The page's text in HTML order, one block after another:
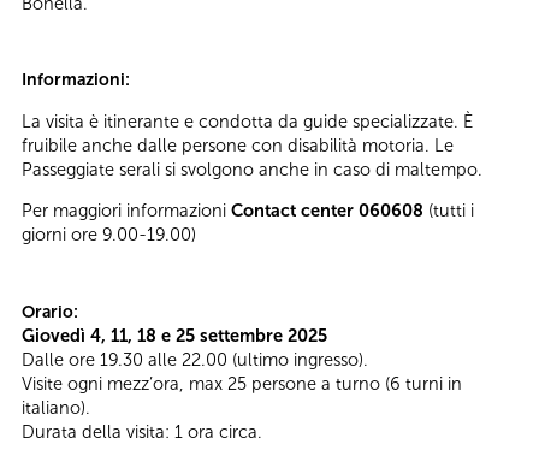
Informazioni:
La visita è itinerante e condotta da guide specializzate. È
fruibile anche dalle persone con disabilità motoria. Le
Passeggiate serali si svolgono anche in caso di maltempo.
Per maggiori informazioni Contact center 060608 (tutti i
giorni ore 9.00-19.00)
Orario:
Giovedì 4, 11, 18 e 25 settembre 2025
Dalle ore 19.30 alle 22.00 (ultimo ingresso).
Visite ogni mezz’ora, max 25 persone a turno (6 turni in
italiano).
Durata della visita: 1 ora circa.